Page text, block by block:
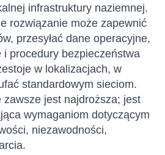
infrastruktury naziemnej.
rozwiązanie może zapewnić
przesyłać dane operacyjne,
procedury bezpieczeństwa
w lokalizacjach, w
standardowym sieciom.
zawsze jest najdroższa; jest
wymaganiom dotyczącym
niezawodności,